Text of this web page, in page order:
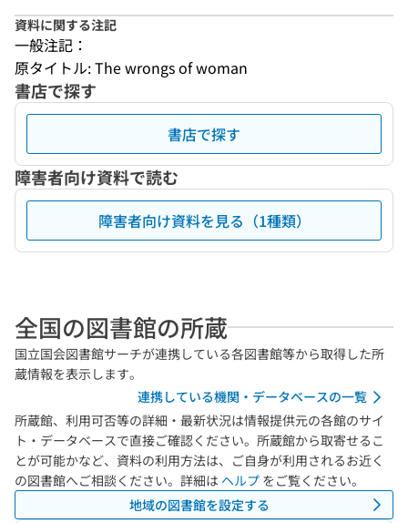
資料に関する注記
一般注記：
原タイトル: The wrongs of woman
書店で探す
書店で探す
障害者向け資料で読む
障害者向け資料を見る（1種類）
全国の図書館の所蔵
国立国会図書館サーチが連携している各図書館等から取得した所
蔵情報を表示します。
連携している機関・データベースの一覧
所蔵館、利用可否等の詳細・最新状況は情報提供元の各館のサイ
ト・データベースで直接ご確認ください。所蔵館から取寄せるこ
とが可能かなど、資料の利用方法は、ご自身が利用されるお近く
の図書館へご相談ください。詳細は ヘルプ をご覧ください。
地域の図書館を設定する